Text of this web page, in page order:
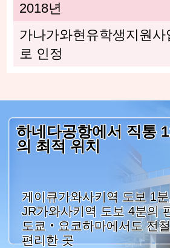
2018년
가나가와현유학생지원사
로 인정
하네다공항에서 직통
의 최적 위치
게이큐가와사키역 도보 1
JR가와사키역 도보 4분의
도쿄・요코하마에서도 전
편리한 곳